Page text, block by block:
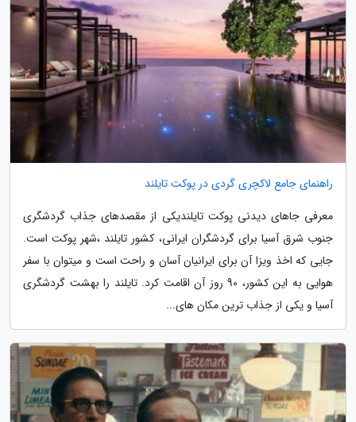
راهنمای جامع لاکچری گردی در پوکت تایلند
معرفی جاهای دیدنی پوکت تایلندیکی از مقصدهای جذاب گردشگری
جنوب شرق آسیا برای گردشگران ایرانی، کشور تایلند ،شهر پوکت است.
جایی که اخذ ویزا آن برای ایرانیان آسان و راحت است و میتوان با سفر
هوایی به این کشور، 90 روز آن اقامت کرد. تایلند را بهشت گردشگری
آسیا و یکی از جذاب ترین مکان های...